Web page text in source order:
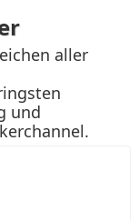
aller
und